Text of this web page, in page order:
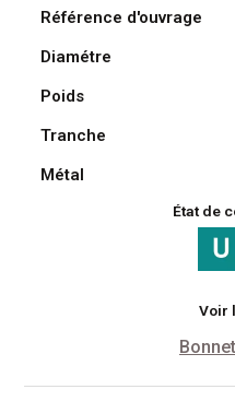
Référence d'ouvrage
Diamétre
Poids
Tranche
Métal
État de
Voir